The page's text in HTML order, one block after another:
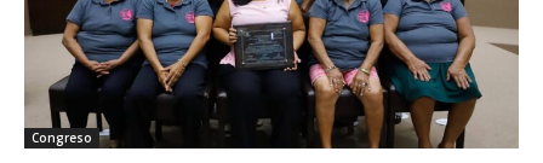
Congreso